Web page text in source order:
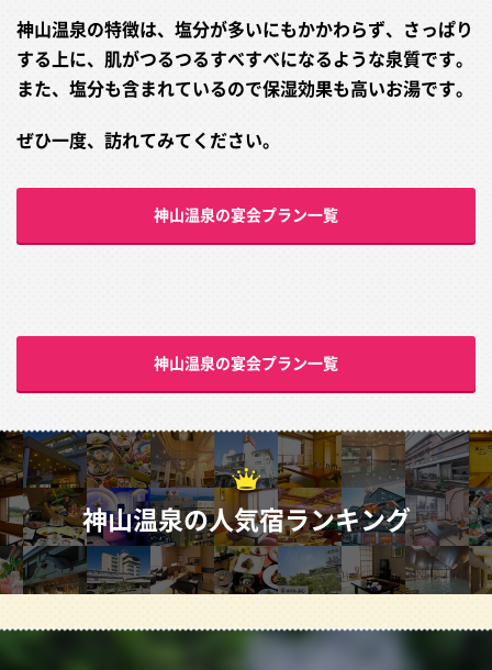
神山温泉の特徴は、塩分が多いにもかかわらず、さっぱり
する上に、肌がつるつるすべすべになるような泉質です。
また、塩分も含まれているので保湿効果も高いお湯です。
ぜひ一度、訪れてみてください。
神山温泉の宴会プラン一覧
神山温泉の宴会プラン一覧
神山温泉の人気宿ランキング